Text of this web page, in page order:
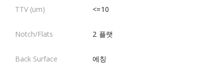
<=10
2 플랫
에칭